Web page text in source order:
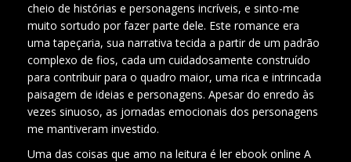
cheio de histórias e personagens incríveis, e sinto-me
muito sortudo por fazer parte dele. Este romance era
uma tapeçaria, sua narrativa tecida a partir de um padrão
complexo de fios, cada um cuidadosamente construído
para contribuir para o quadro maior, uma rica e intrincada
paisagem de ideias e personagens. Apesar do enredo às
vezes sinuoso, as jornadas emocionais dos personagens
me mantiveram investido.
Uma das coisas que amo na leitura é ler ebook online A